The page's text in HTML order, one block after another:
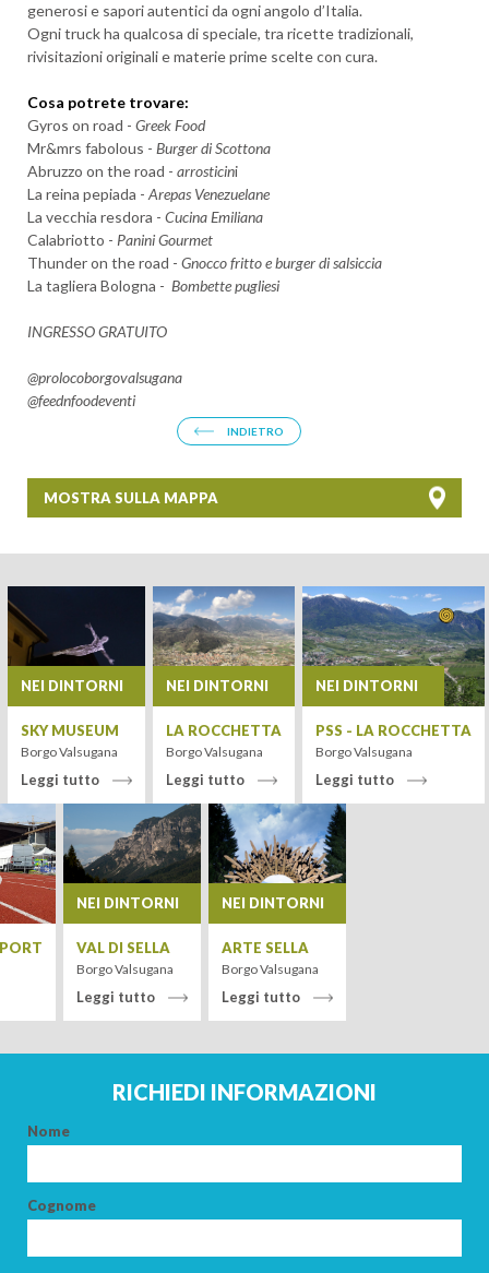
PARTENZA
generosi e sapori autentici da ogni angolo d’Italia.
Ogni truck ha qualcosa di speciale, tra ricette tradizionali,
rivisitazioni originali e materie prime scelte con cura.
Cosa potrete trovare:
Gyros on road - Greek Food
Mr&mrs fabolous - Burger di Scottona
Abruzzo on the road - arrosticini
La reina pepiada - Arepas Venezuelane
La vecchia resdora - Cucina Emiliana
Calabriotto - Panini Gourmet
Thunder on the road - Gnocco fritto e burger di salsiccia
La tagliera Bologna - Bombette pugliesi
INGRESSO GRATUITO
@prolocoborgovalsugana
@feednfoodeventi
INDIETRO
MOSTRA SULLA MAPPA
+
−
Leaflet| Tiles ©
NEI DINTORNI
SKY MUSEUM
Borgo Valsugana
Leggi tutto
NEI DINTORNI
LA ROCCHETTA
Borgo Valsugana
Leggi tutto
NEI DINTORNI
PSS - LA ROCCHETTA
Borgo Valsugana
Leggi tutto
NEI DINTORNI
VAL DI SELLA
Borgo Valsugana
Leggi tutto
NEI DINTORNI
ARTE SELLA
Borgo Valsugana
Leggi tutto
RICHIEDI INFORMAZIONI
Nome
Cognome